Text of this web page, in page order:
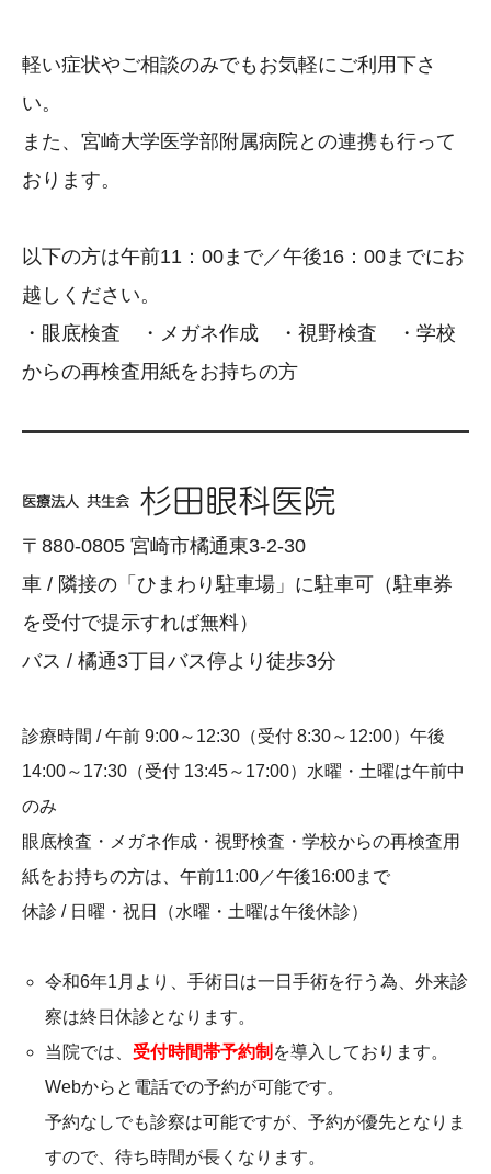
軽い症状やご相談のみでもお気軽にご利用下さ
い。
また、宮崎大学医学部附属病院との連携も行って
おります。
以下の方は午前11：00まで／午後16：00までにお
越しください。
・眼底検査 ・メガネ作成 ・視野検査 ・学校
からの再検査用紙をお持ちの方
〒880-0805 宮崎市橘通東3-2-30
車 / 隣接の「ひまわり駐車場」に駐車可（駐車券
を受付で提示すれば無料）
バス / 橘通3丁目バス停より徒歩3分
診療時間 / 午前 9:00～12:30（受付 8:30～12:00）午後
14:00～17:30（受付 13:45～17:00）水曜・土曜は午前中
のみ
眼底検査・メガネ作成・視野検査・学校からの再検査用
紙をお持ちの方は、午前11:00／午後16:00まで
休診 / 日曜・祝日（水曜・土曜は午後休診）
令和6年1月より、手術日は一日手術を行う為、外来診
察は終日休診となります。
当院では、 受付時間帯予約制 を導入しております。
Webからと電話での予約が可能です。
予約なしでも診察は可能ですが、予約が優先となりま
すので、待ち時間が長くなります。